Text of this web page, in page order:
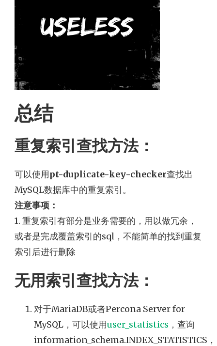
总结
重复索引查找方法：
可以使用pt-duplicate-key-checker查找出
MySQL数据库中的重复索引。
注意事项：
1. 重复索引有部分是业务需要的，用以做冗余，
或者是完成覆盖索引的sql，不能简单的找到重复
索引后进行删除
无用索引查找方法：
对于MariaDB或者Percona Server for
MySQL，可以使用user_statistics ，查询
information_schema.INDEX_STATISTICS，